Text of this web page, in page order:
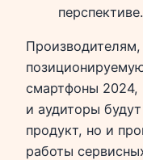
перспективе.
смартфоны 2024,
и аудиторы
продукт, но и
работы